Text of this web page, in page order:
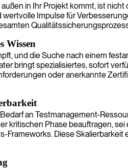
in Ihr Projekt kommt, ist
Impulse für
Wissen
und die Suche nach einem
bringt spezialisiertes, sofort
oder anerkannte
an Testmanagement-
kritischen Phase beauftragen,
Diese